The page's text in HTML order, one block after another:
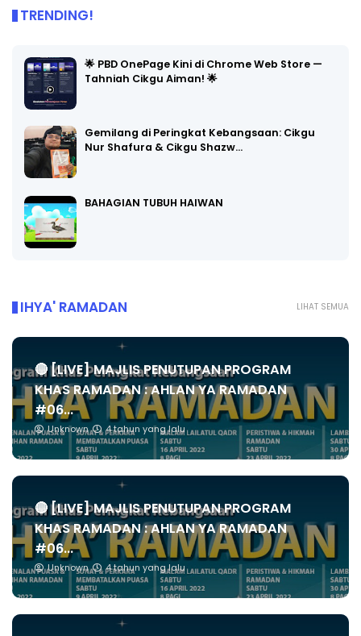
TRENDING!
🌟 PBD OnePage Kini di Chrome Web Store —
Tahniah Cikgu Aiman! 🌟
Gemilang di Peringkat Kebangsaan: Cikgu
Nur Shafura & Cikgu Shazw…
BAHAGIAN TUBUH HAIWAN
LIHAT SEMUA
IHYA' RAMADAN
🔴 [LIVE] MAJLIS PENUTUPAN PROGRAM
KHAS RAMADAN : AHLAN YA RAMADAN
#06...
Unknown 4 tahun yang lalu
🔴 [LIVE] MAJLIS PENUTUPAN PROGRAM
KHAS RAMADAN : AHLAN YA RAMADAN
#06...
Unknown 4 tahun yang lalu